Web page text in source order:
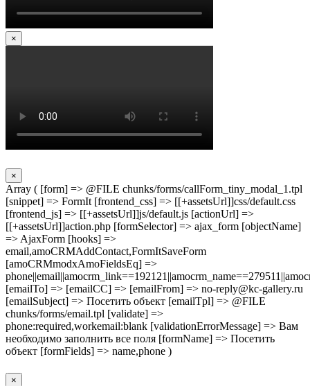
×
×
Array ( [form] => @FILE chunks/forms/callForm_tiny_modal_1.tpl
[snippet] => FormIt [frontend_css] => [[+assetsUrl]]css/default.css
[frontend_js] => [[+assetsUrl]]js/default.js [actionUrl] =>
[[+assetsUrl]]action.php [formSelector] => ajax_form [objectName]
=> AjaxForm [hooks] =>
email,amoCRMAddContact,FormItSaveForm
[amoCRMmodxAmoFieldsEq] =>
[emailTo] => [emailCC] => [emailFrom] => no-reply@kc-gallery.ru
[emailSubject] => Посетить объект [emailTpl] => @FILE
chunks/forms/email.tpl [validate] =>
phone:required,workemail:blank [validationErrorMessage] => Вам
необходимо заполнить все поля [formName] => Посетить
объект [formFields] => name,phone )
×